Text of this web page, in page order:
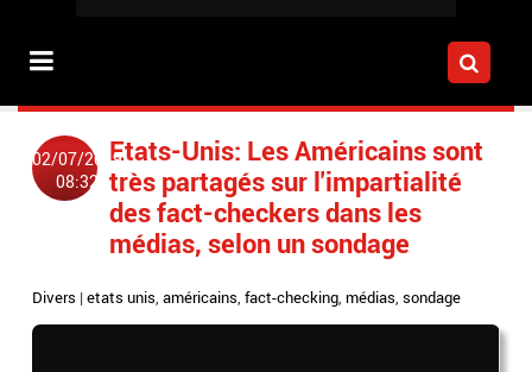
02/07/2019
08:32
Etats-Unis: Les Américains sont
très partagés sur l'impartialité
des fact-checkers dans les
médias, selon un sondage
Divers |etats unis,américains,fact-checking,médias,sondage